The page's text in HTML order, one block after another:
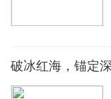
破冰红海，锚定